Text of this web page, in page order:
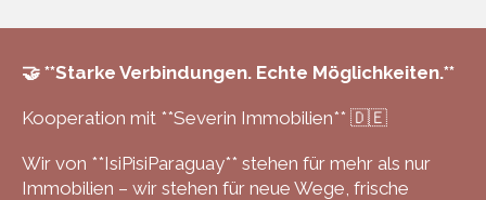
🤝 **Starke Verbindungen. Echte Möglichkeiten.**
Kooperation mit **Severin Immobilien** 🇩🇪
Wir von **IsiPisiParaguay** stehen für mehr als nur
Immobilien – wir stehen für neue Wege, frische